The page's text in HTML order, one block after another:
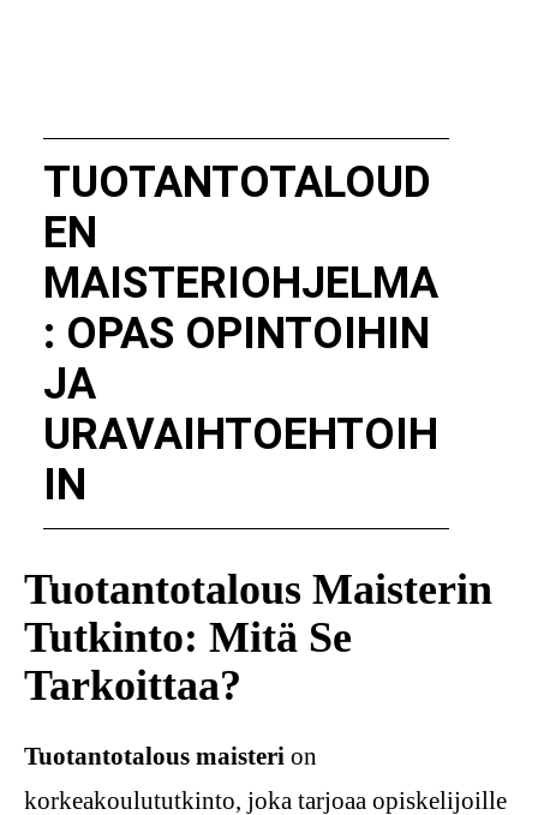
TUOTANTOTALOUD
EN
MAISTERIOHJELMA
: OPAS OPINTOIHIN
JA
URAVAIHTOEHTOIH
IN
Tuotantotalous Maisterin
Tutkinto: Mitä Se
Tarkoittaa?
Tuotantotalous maisteri on
korkeakoulututkinto, joka tarjoaa opiskelijoille